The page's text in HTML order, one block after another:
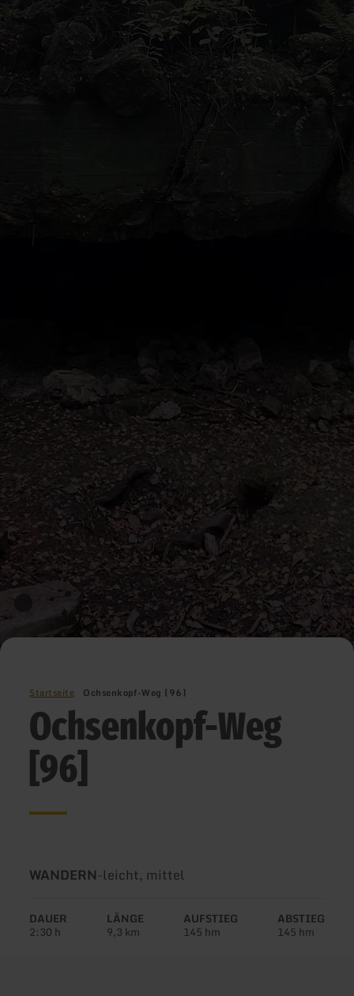
Startseite Ochsenkopf-Weg [96]
Ochsenkopf-Weg
[96]
Art
Tour:
WANDERN-Schwierigkeit:
leicht, mittel
DAUER
2:30 h
LÄNGE
9,3 km
AUFSTIEG
145 hm
ABSTIEG
145 hm